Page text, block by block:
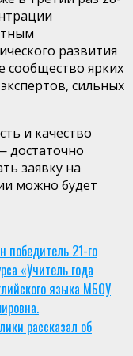
развития
сообщество ярких
сильных
и качество
достаточно
заявку на
можно будет
победитель 21-го
«Учитель года
языка МБОУ
рассказал об